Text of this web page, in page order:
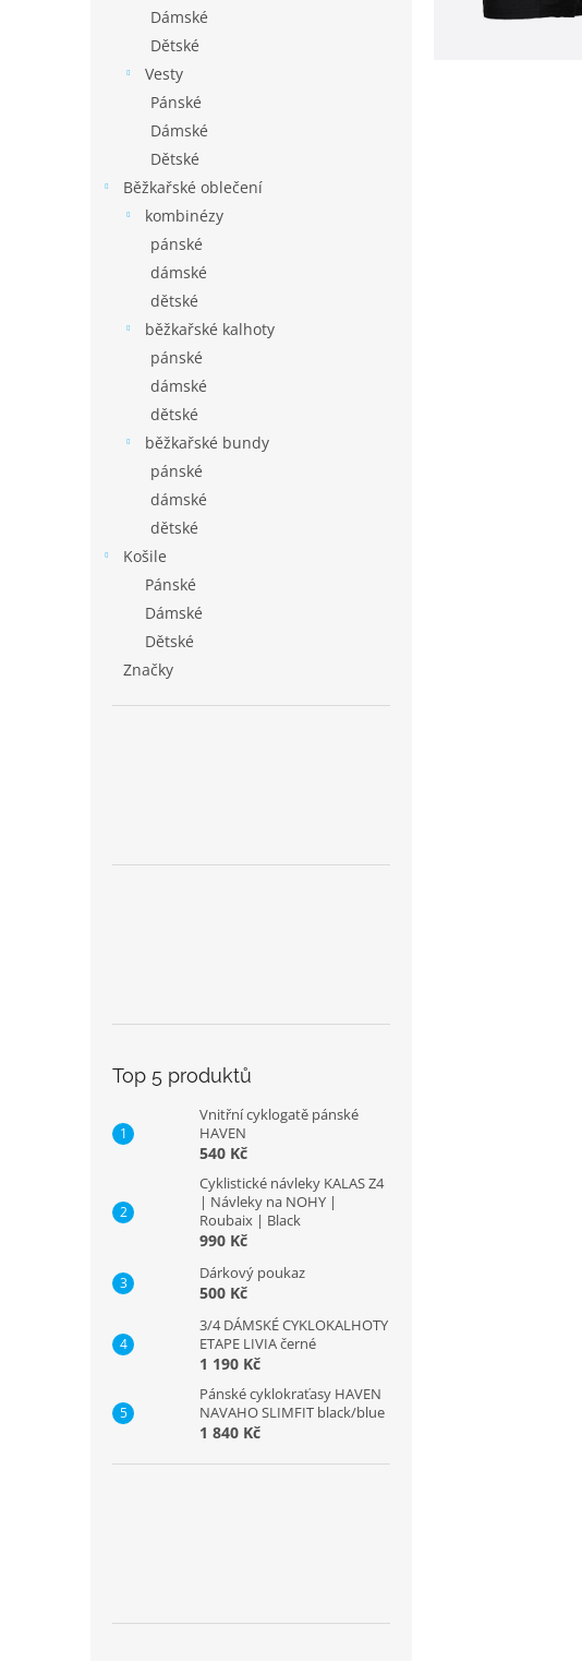
Dámské
Dětské
Vesty
Pánské
Dámské
Dětské
Běžkařské oblečení
kombinézy
pánské
dámské
dětské
běžkařské kalhoty
pánské
dámské
dětské
běžkařské bundy
pánské
dámské
dětské
Košile
Pánské
Dámské
Dětské
Značky
Top 5 produktů
Vnitřní cyklogatě pánské
HAVEN
540 Kč
Cyklistické návleky KALAS Z4
| Návleky na NOHY |
Roubaix | Black
990 Kč
Dárkový poukaz
500 Kč
3/4 DÁMSKÉ CYKLOKALHOTY
ETAPE LIVIA černé
1 190 Kč
Pánské cyklokraťasy HAVEN
NAVAHO SLIMFIT black/blue
1 840 Kč